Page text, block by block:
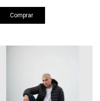
Comprar